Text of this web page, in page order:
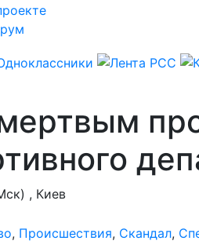
, Киев
, Происшествия, Скандал,